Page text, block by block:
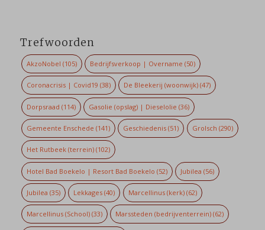
Trefwoorden
AkzoNobel (105) Bedrijfsverkoop | Overname (50)
Coronacrisis | Covid19 (38) De Bleekerij (woonwijk) (47)
Dorpsraad (114) Gasolie (opslag) | Dieselolie (36)
Gemeente Enschede (141) Geschiedenis (51) Grolsch (290)
Het Rutbeek (terrein)(102)
Hotel Bad Boekelo | Resort Bad Boekelo (52) Jubilea (56)
Jubilea (35) Lekkages (40) Marcellinus (kerk)(62)
Marcellinus (School)(33) Marssteden (bedrijventerrein) (62)